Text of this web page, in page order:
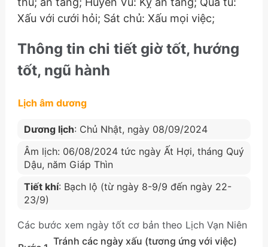
Xấu với cưới hỏi; Sát chủ: Xấu mọi việc;
Thông tin chi tiết giờ tốt, hướng
tốt, ngũ hành
Lịch âm dương
Dương lịch: Chủ Nhật, ngày 08/09/2024
Âm lịch: 06/08/2024 tức ngày Ất Hợi, tháng Quý
Dậu, năm Giáp Thìn
Tiết khí: Bạch lộ (từ ngày 8-9/9 đến ngày 22-
23/9)
Các bước xem ngày tốt cơ bản theo Lịch Vạn Niên
Tránh các ngày xấu (tương ứng với việc)